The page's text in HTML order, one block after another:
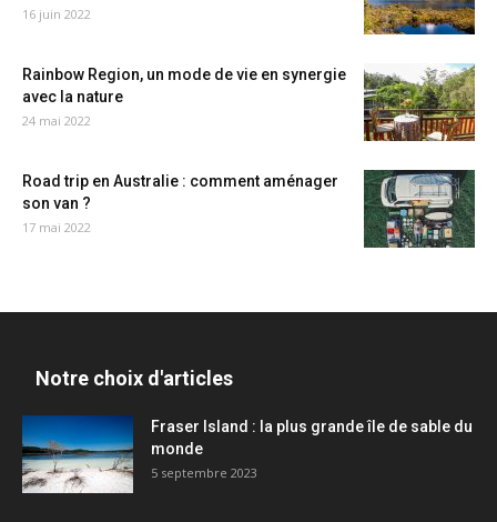
16 juin 2022
Rainbow Region, un mode de vie en synergie
avec la nature
24 mai 2022
Road trip en Australie : comment aménager
son van ?
17 mai 2022
Notre choix d'articles
Fraser Island : la plus grande île de sable du
monde
5 septembre 2023